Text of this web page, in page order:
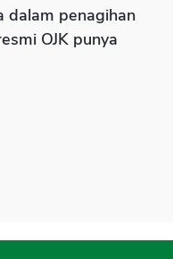
dalam penagihan
OJK punya